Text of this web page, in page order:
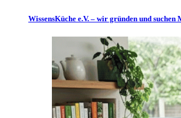
WissensKüche e.V. – wir gründen und